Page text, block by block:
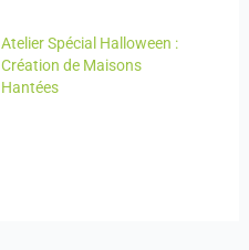
Atelier Spécial Halloween :
Création de Maisons
Hantées